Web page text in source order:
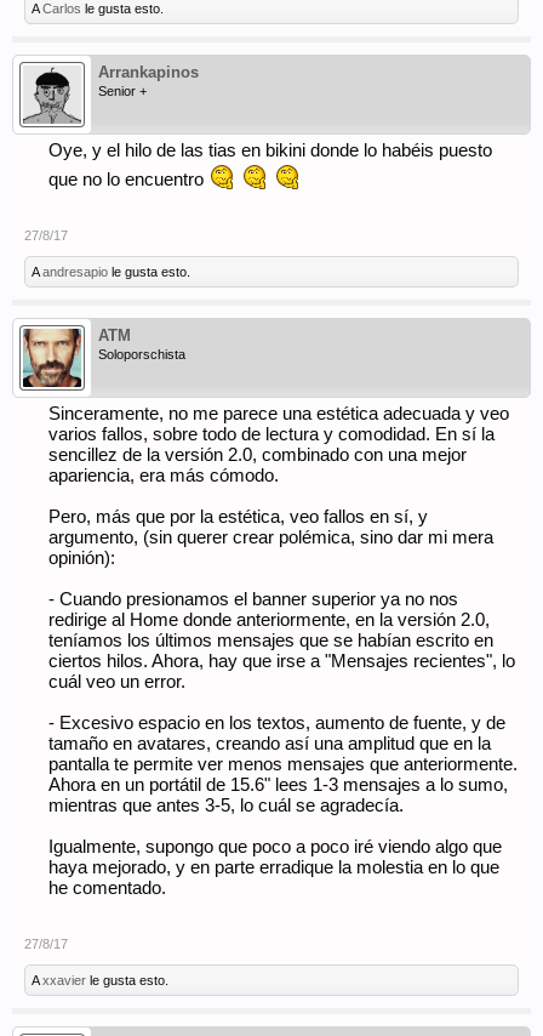
ACarlos le gusta esto.
Arrankapinos
Senior +
Oye, y el hilo de las tias en bikini donde lo habéis puesto
que no lo encuentro
27/8/17
Aandresapio le gusta esto.
ATM
Soloporschista
Sinceramente, no me parece una estética adecuada y veo
varios fallos, sobre todo de lectura y comodidad. En sí la
sencillez de la versión 2.0, combinado con una mejor
apariencia, era más cómodo.
Pero, más que por la estética, veo fallos en sí, y
argumento, (sin querer crear polémica, sino dar mi mera
opinión):
- Cuando presionamos el banner superior ya no nos
redirige al Home donde anteriormente, en la versión 2.0,
teníamos los últimos mensajes que se habían escrito en
ciertos hilos. Ahora, hay que irse a "Mensajes recientes", lo
cuál veo un error.
- Excesivo espacio en los textos, aumento de fuente, y de
tamaño en avatares, creando así una amplitud que en la
pantalla te permite ver menos mensajes que anteriormente.
Ahora en un portátil de 15.6" lees 1-3 mensajes a lo sumo,
mientras que antes 3-5, lo cuál se agradecía.
Igualmente, supongo que poco a poco iré viendo algo que
haya mejorado, y en parte erradique la molestia en lo que
he comentado.
27/8/17
Axxavier le gusta esto.